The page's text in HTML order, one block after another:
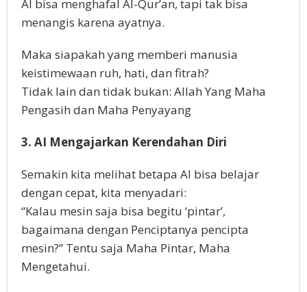
AI bisa menghafal Al-Qur’an, tapi tak bisa
menangis karena ayatnya.
Maka siapakah yang memberi manusia
keistimewaan ruh, hati, dan fitrah?
Tidak lain dan tidak bukan: Allah Yang Maha
Pengasih dan Maha Penyayang
3. AI Mengajarkan Kerendahan Diri
Semakin kita melihat betapa AI bisa belajar
dengan cepat, kita menyadari:
“Kalau mesin saja bisa begitu ‘pintar’,
bagaimana dengan Penciptanya pencipta
mesin?” Tentu saja Maha Pintar, Maha
Mengetahui.